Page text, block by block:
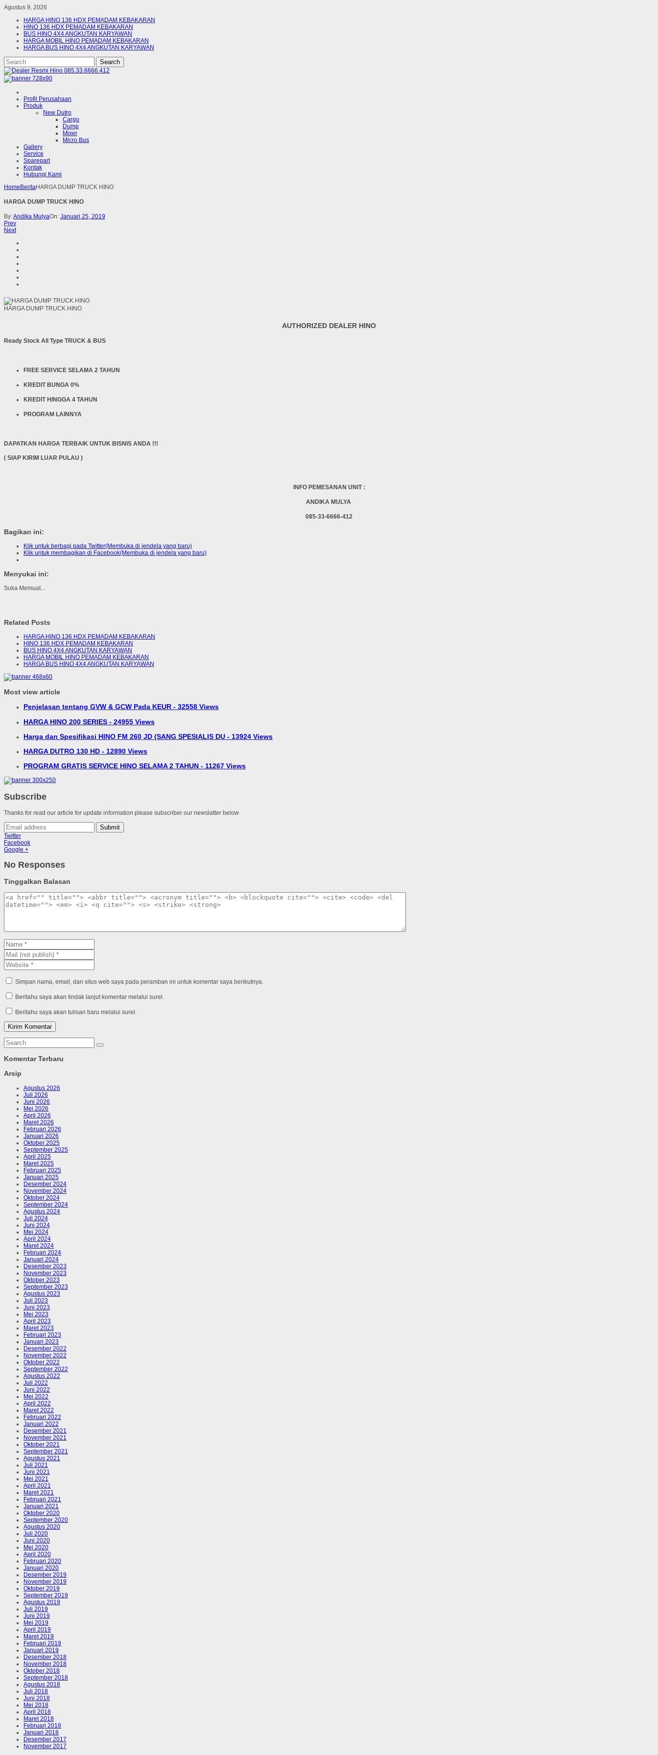
Agustus 9, 2026
HARGA HINO 136 HDX PEMADAM KEBAKARAN
HINO 136 HDX PEMADAM KEBAKARAN
BUS HINO 4X4 ANGKUTAN KARYAWAN
HARGA MOBIL HINO PEMADAM KEBAKARAN
HARGA BUS HINO 4X4 ANGKUTAN KARYAWAN
Profil Perusahaan
Produk
New Dutro
Cargo
Dump
Mixer
Micro Bus
Gallery
Service
Sparepart
Kontak
Hubungi Kami
Home BeritaHARGA DUMP TRUCK HINO
HARGA DUMP TRUCK HINO
By:Andika MulyaOn: Januari 25, 2019
Prev
Next
HARGA DUMP TRUCK HINO
AUTHORIZED DEALER HINO
Ready Stock All Type TRUCK & BUS
FREE SERVICE SELAMA 2 TAHUN
KREDIT BUNGA 0%
KREDIT HINGGA 4 TAHUN
PROGRAM LAINNYA
DAPATKAN HARGA TERBAIK UNTUK BISNIS ANDA !!!
( SIAP KIRIM LUAR PULAU )
INFO PEMESANAN UNIT :
ANDIKA MULYA
085-33-6666-412
Bagikan ini:
Klik untuk berbagi pada Twitter(Membuka di jendela yang baru)
Klik untuk membagikan di Facebook(Membuka di jendela yang baru)
Menyukai ini:
Suka Memuat...
Related Posts
HARGA HINO 136 HDX PEMADAM KEBAKARAN
HINO 136 HDX PEMADAM KEBAKARAN
BUS HINO 4X4 ANGKUTAN KARYAWAN
HARGA MOBIL HINO PEMADAM KEBAKARAN
HARGA BUS HINO 4X4 ANGKUTAN KARYAWAN
Most view article
Penjelasan tentang GVW & GCW Pada KEUR - 32558 Views
HARGA HINO 200 SERIES - 24955 Views
Harga dan Spesifikasi HINO FM 260 JD (SANG SPESIALIS DU - 13924 Views
HARGA DUTRO 130 HD - 12890 Views
PROGRAM GRATIS SERVICE HINO SELAMA 2 TAHUN - 11267 Views
Subscribe
Thanks for read our article for update information please subscriber our newslatter below
Submit
Twitter
Facebook
Google +
No Responses
Tinggalkan Balasan
Simpan nama, email, dan situs web saya pada peramban ini untuk komentar saya berikutnya.
Beritahu saya akan tindak lanjut komentar melalui surel.
Beritahu saya akan tulisan baru melalui surel.
Komentar Terbaru
Arsip
Agustus 2026
Juli 2026
Juni 2026
Mei 2026
April 2026
Maret 2026
Februari 2026
Januari 2026
Oktober 2025
September 2025
April 2025
Maret 2025
Februari 2025
Januari 2025
Desember 2024
November 2024
Oktober 2024
September 2024
Agustus 2024
Juli 2024
Juni 2024
Mei 2024
April 2024
Maret 2024
Februari 2024
Januari 2024
Desember 2023
November 2023
Oktober 2023
September 2023
Agustus 2023
Juli 2023
Juni 2023
Mei 2023
April 2023
Maret 2023
Februari 2023
Januari 2023
Desember 2022
November 2022
Oktober 2022
September 2022
Agustus 2022
Juli 2022
Juni 2022
Mei 2022
April 2022
Maret 2022
Februari 2022
Januari 2022
Desember 2021
November 2021
Oktober 2021
September 2021
Agustus 2021
Juli 2021
Juni 2021
Mei 2021
April 2021
Maret 2021
Februari 2021
Januari 2021
Oktober 2020
September 2020
Agustus 2020
Juli 2020
Juni 2020
Mei 2020
April 2020
Februari 2020
Januari 2020
Desember 2019
November 2019
Oktober 2019
September 2019
Agustus 2019
Juli 2019
Juni 2019
Mei 2019
April 2019
Maret 2019
Februari 2019
Januari 2019
Desember 2018
November 2018
Oktober 2018
September 2018
Agustus 2018
Juli 2018
Juni 2018
Mei 2018
April 2018
Maret 2018
Februari 2018
Januari 2018
Desember 2017
November 2017